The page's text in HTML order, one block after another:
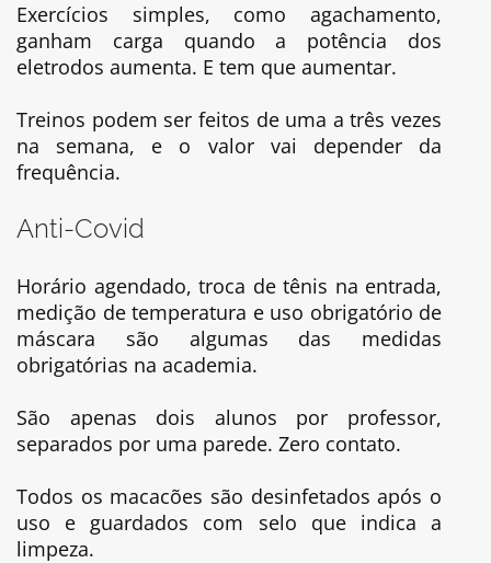
Exercícios simples, como agachamento,
ganham carga quando a potência dos
eletrodos aumenta. E tem que aumentar.
Treinos podem ser feitos de uma a três vezes
na semana, e o valor vai depender da
frequência.
Anti-Covid
Horário agendado, troca de tênis na entrada,
medição de temperatura e uso obrigatório de
máscara são algumas das medidas
obrigatórias na academia.
São apenas dois alunos por professor,
separados por uma parede. Zero contato.
Todos os macacões são desinfetados após o
uso e guardados com selo que indica a
limpeza.